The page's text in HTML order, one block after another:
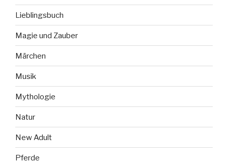
Lieblingsbuch
Magie und Zauber
Märchen
Musik
Mythologie
Natur
New Adult
Pferde